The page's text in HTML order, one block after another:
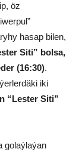
öz
hasap bilen,
Siti” bolsa,
(16:30).
iki
“Lester Siti”
golaýlaýan